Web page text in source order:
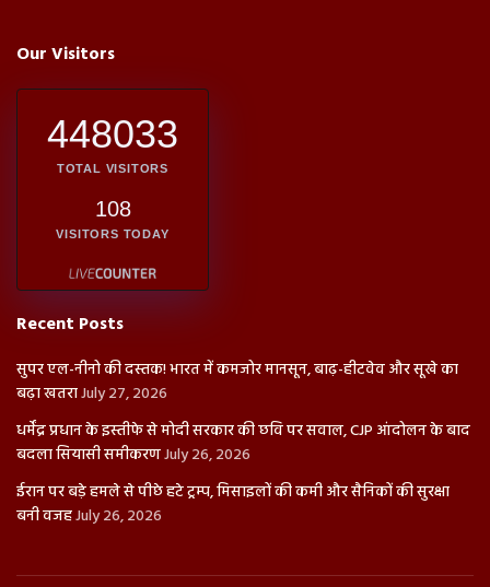
Our Visitors
448033
TOTAL VISITORS
108
VISITORS TODAY
Recent Posts
सुपर एल-नीनो की दस्तक! भारत में कमजोर मानसून, बाढ़-हीटवेव और सूखे का
बढ़ा खतराJuly 27, 2026
धर्मेंद्र प्रधान के इस्तीफे से मोदी सरकार की छवि पर सवाल, CJP आंदोलन के बाद
बदला सियासी समीकरणJuly 26, 2026
ईरान पर बड़े हमले से पीछे हटे ट्रम्प, मिसाइलों की कमी और सैनिकों की सुरक्षा
बनी वजहJuly 26, 2026